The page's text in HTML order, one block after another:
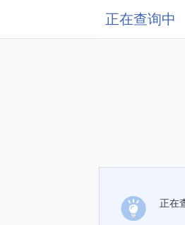
正在查询中
正在